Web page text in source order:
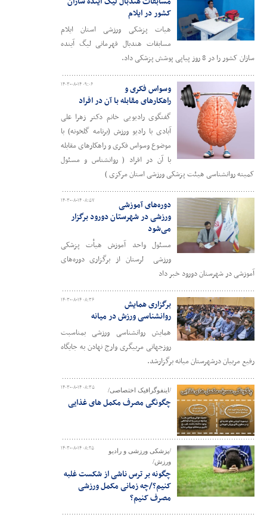
کشور در ایلام
هیات پزشکی ورزشی استان ایلام
مسابقات هندبال قهرمانی لیگ آینده
سازان کشور را در 8 روز پیاپی پوشش پزشکی داد.
۱۴۰۳-۰۸-۱۴ ۰۹:۰۶
وسواس فکری و
راهکارهای مقابله با آن در افراد
گفتگوی رادیویی خانم دکتر زهرا علی
آبادی با رادیو ورزش (برنامه گلخونه) با
موضوع وسواس فکری و راهکارهای مقابله
با آن در افراد ( روانشناس و مسئول
کمیته روانشناسی هیئت پزشکی ورزشی استان مرکزی )
۱۴۰۳-۰۸-۱۴ ۰۸:۵۷
دوره‌های آموزشی
ورزشی در شهرستان دورود برگزار
می‌شود
مسئول واحد آموزش هیأت پزشکی
ورزشی لرستان از برگزاری دوره‌های
آموزشی در شهرستان دورود خبر داد
۱۴۰۳-۰۸-۱۴ ۰۸:۳۶
برگزاری همایش
روانشناسی ورزش در میانه
همایش روانشناسی ورزشی بمناسبت
روزجهانی مربیگری وارج نهادن به جایگاه
رفیع مربیان درشهرستان میانه برگزارشد.
۱۴۰۳-۰۸-۱۴ ۰۸:۳۵ /اینفوگرافیک اختصاصی/
چگونگی مصرف مکمل های غذایی
۱۴۰۳-۰۸-۱۴ ۰۸:۲۵
/پزشکی ورزشی و رادیو
ورزش/
چگونه بر ترس ناشی از شکست غلبه
کنیم؟/چه زمانی مکمل ورزشی
مصرف کنیم؟